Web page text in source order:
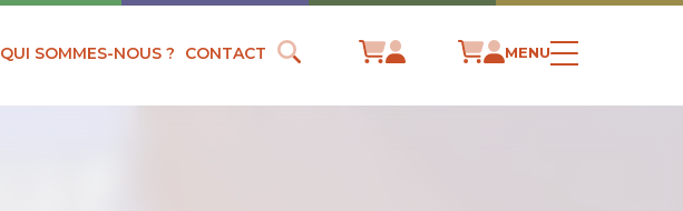
QUI SOMMES-NOUS ? CONTACT MENU